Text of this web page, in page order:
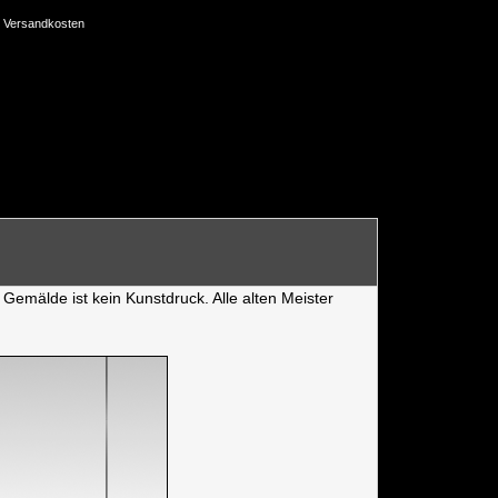
Versandkosten
ist kein Kunstdruck. Alle alten Meister